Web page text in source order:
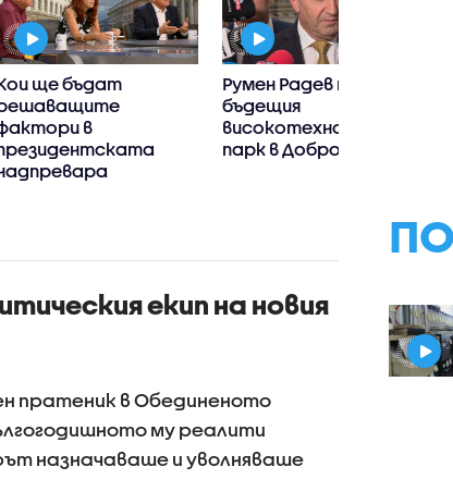
ще бъдат
в
Румен Радев посети
бъдещия
високотехнологичен
парк в Доброславци
екип на новия
пратеник в Обединеното
му реалити
назначаваше и уволняваше